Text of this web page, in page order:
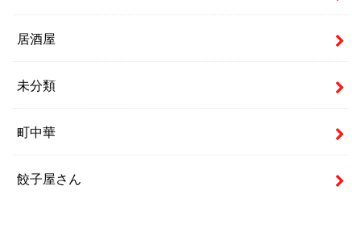
居酒屋
未分類
町中華
餃子屋さん